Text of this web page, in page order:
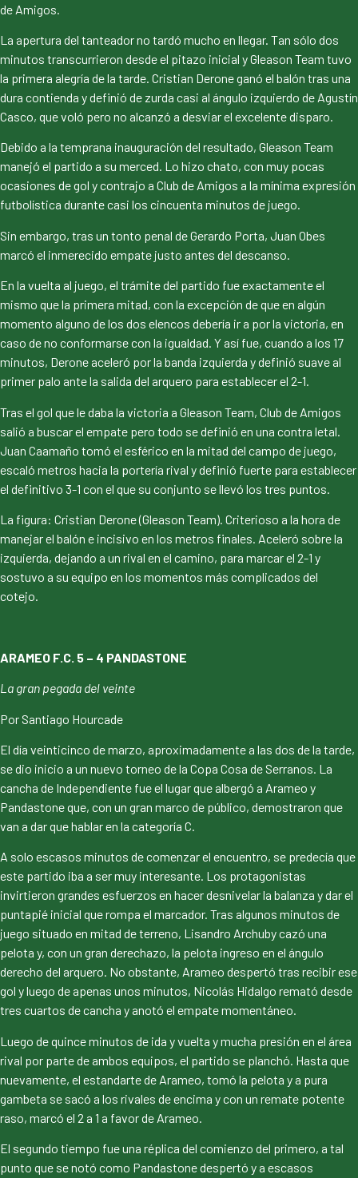
de Amigos.
La apertura del tanteador no tardó mucho en llegar. Tan sólo dos
minutos transcurrieron desde el pitazo inicial y Gleason Team tuvo
la primera alegría de la tarde. Cristian Derone ganó el balón tras una
dura contienda y definió de zurda casi al ángulo izquierdo de Agustín
Casco, que voló pero no alcanzó a desviar el excelente disparo.
Debido a la temprana inauguración del resultado, Gleason Team
manejó el partido a su merced. Lo hizo chato, con muy pocas
ocasiones de gol y contrajo a Club de Amigos a la mínima expresión
futbolística durante casi los cincuenta minutos de juego.
Sin embargo, tras un tonto penal de Gerardo Porta, Juan Obes
marcó el inmerecido empate justo antes del descanso.
En la vuelta al juego, el trámite del partido fue exactamente el
mismo que la primera mitad, con la excepción de que en algún
momento alguno de los dos elencos debería ir a por la victoria, en
caso de no conformarse con la igualdad. Y así fue, cuando a los 17
minutos, Derone aceleró por la banda izquierda y definió suave al
primer palo ante la salida del arquero para establecer el 2-1.
Tras el gol que le daba la victoria a Gleason Team, Club de Amigos
salió a buscar el empate pero todo se definió en una contra letal.
Juan Caamaño tomó el esférico en la mitad del campo de juego,
escaló metros hacia la portería rival y definió fuerte para establecer
el definitivo 3-1 con el que su conjunto se llevó los tres puntos.
La figura: Cristian Derone (Gleason Team). Criterioso a la hora de
manejar el balón e incisivo en los metros finales. Aceleró sobre la
izquierda, dejando a un rival en el camino, para marcar el 2-1 y
sostuvo a su equipo en los momentos más complicados del
cotejo.
ARAMEO F.C. 5 – 4 PANDASTONE
La gran pegada del veinte
Por Santiago Hourcade
El día veinticinco de marzo, aproximadamente a las dos de la tarde,
se dio inicio a un nuevo torneo de la Copa Cosa de Serranos. La
cancha de Independiente fue el lugar que albergó a Arameo y
Pandastone que, con un gran marco de público, demostraron que
van a dar que hablar en la categoría C.
A solo escasos minutos de comenzar el encuentro, se predecía que
este partido iba a ser muy interesante. Los protagonistas
invirtieron grandes esfuerzos en hacer desnivelar la balanza y dar el
puntapié inicial que rompa el marcador. Tras algunos minutos de
juego situado en mitad de terreno, Lisandro Archuby cazó una
pelota y, con un gran derechazo, la pelota ingreso en el ángulo
derecho del arquero. No obstante, Arameo despertó tras recibir ese
gol y luego de apenas unos minutos, Nicolás Hidalgo remató desde
tres cuartos de cancha y anotó el empate momentáneo.
Luego de quince minutos de ida y vuelta y mucha presión en el área
rival por parte de ambos equipos, el partido se planchó. Hasta que
nuevamente, el estandarte de Arameo, tomó la pelota y a pura
gambeta se sacó a los rivales de encima y con un remate potente
raso, marcó el 2 a 1 a favor de Arameo.
El segundo tiempo fue una réplica del comienzo del primero, a tal
punto que se notó como Pandastone despertó y a escasos